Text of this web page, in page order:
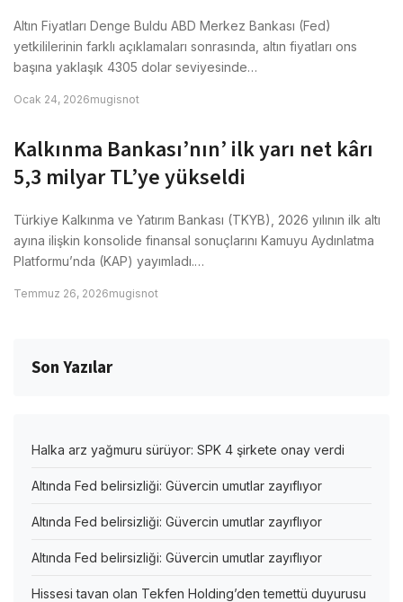
Altın Fiyatları Denge Buldu ABD Merkez Bankası (Fed)
yetkililerinin farklı açıklamaları sonrasında, altın fiyatları ons
başına yaklaşık 4305 dolar seviyesinde…
Ocak 24, 2026mugisnot
Kalkınma Bankası’nın’ ilk yarı net kârı
5,3 milyar TL’ye yükseldi
Türkiye Kalkınma ve Yatırım Bankası (TKYB), 2026 yılının ilk altı
ayına ilişkin konsolide finansal sonuçlarını Kamuyu Aydınlatma
Platformu’nda (KAP) yayımladı.…
Temmuz 26, 2026mugisnot
Son Yazılar
Halka arz yağmuru sürüyor: SPK 4 şirkete onay verdi
Altında Fed belirsizliği: Güvercin umutlar zayıflıyor
Altında Fed belirsizliği: Güvercin umutlar zayıflıyor
Altında Fed belirsizliği: Güvercin umutlar zayıflıyor
Hissesi tavan olan Tekfen Holding’den temettü duyurusu